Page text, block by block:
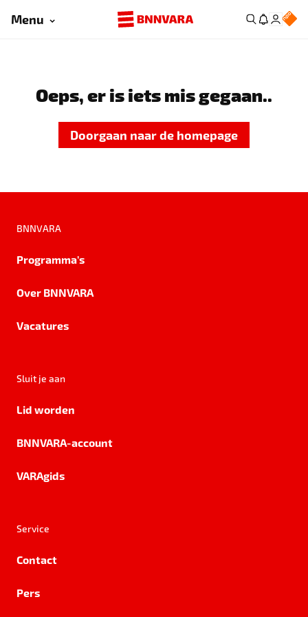
Menu
Oeps, er is iets mis gegaan..
Doorgaan naar de homepage
BNNVARA
Programma's
Over BNNVARA
Vacatures
Sluit je aan
Lid worden
BNNVARA-account
VARAgids
Service
Contact
Pers